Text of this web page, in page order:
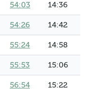
54:03 14:36
54:26 14:42
55:24 14:58
55:53 15:06
56:54 15:22